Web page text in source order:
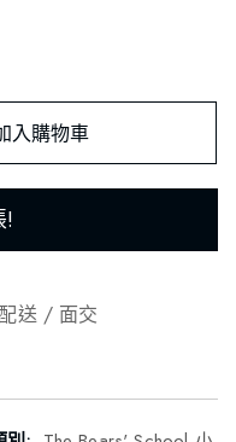
入購物車
!
送 / 面交